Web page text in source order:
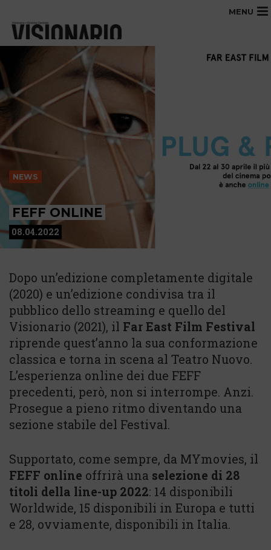
MENU
NEWS
FEFF ONLINE
08.04.2022
Dopo un’edizione completamente digitale
(2020) e un’edizione condivisa tra il
pubblico dello streaming e quello del
Visionario (2021), il Far East Film Festival
riprende quest’anno la sua conformazione
classica e torna in scena al Teatro Nuovo.
L’esperienza online dei due FEFF
precedenti, però, non si interrompe. Anzi.
Prosegue a pieno ritmo diventando una
sezione stabile del Festival.
Supportato, come sempre, da MYmovies, il
FEFF online offrirà una selezione di 28
titoli della line-up 2022: 14 disponibili
Worldwide, 15 disponibili in Europa e tutti
e 28, ovviamente, disponibili in Italia.